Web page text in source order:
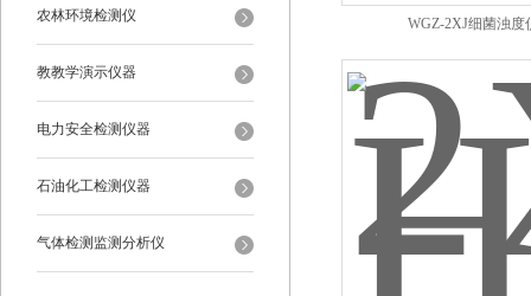
农林环境检测仪
教教学演示仪器
电力安全检测仪器
石油化工检测仪器
气体检测监测分析仪
WGZ-2XJ细菌浊度